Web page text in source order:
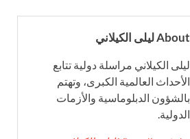
About ليلى الكيلاني
ليلى الكيلاني مراسلة دولية تتابع
الأحداث العالمية الكبرى، وتهتم
بالشؤون الدبلوماسية والأزمات
الدولية.